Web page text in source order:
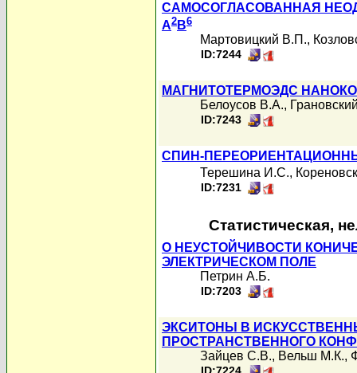
САМОСОГЛАСОВАННАЯ
A2 B6
Мартовицкий В.П.,
ID:7244
МАГНИТОТЕРМОЭДС
Белоусов В.А.,
ID:7243
СПИН-
Терешина И.С.,
ID:7231
Статистическая,
О НЕУСТОЙЧИВОСТИ
ЭЛЕКТРИЧЕСКОМ ПОЛЕ
Петрин А.Б.
ID:7203
ЭКСИТОНЫ В
ПРОСТРАНСТВЕННОГО
Зайцев С.В., Вельш М.К.,